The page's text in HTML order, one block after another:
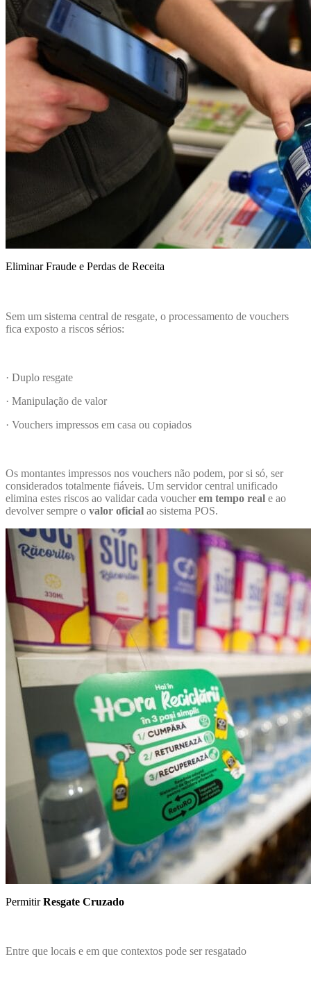
Eliminar Fraude e Perdas de Receita
Sem um sistema central de resgate, o processamento de vouchers
fica exposto a riscos sérios:
· Duplo resgate
· Manipulação de valor
· Vouchers impressos em casa ou copiados
Os montantes impressos nos vouchers não podem, por si só, ser
considerados totalmente fiáveis. Um servidor central unificado
elimina estes riscos ao validar cada voucherem tempo real e ao
devolver sempre o valor oficial ao sistema POS.
PermitirResgate Cruzado
Entre que locais e em que contextos pode ser resgatado